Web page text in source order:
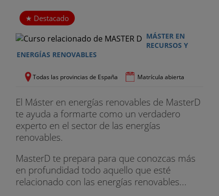
1. PROYECTO III. Sistema integrado producción /
distribución
2. Aspectos complementarios y proyectos
de instalaciones de climatización
3. Evaluación de la eficiencia energética.
Cálculo de consumos
4. Gestión energética y Servicios energéticos
Certificaciones y auditorías energéticas
1. Auditorías
Destacado
MÁSTER EN
RECURSOS Y
ENERGÍAS RENOVABLES
Todas las provincias de España Matrícula abierta
El Máster en energías renovables de MasterD
te ayuda a formarte como un verdadero
experto en el sector de las energías
renovables.
MasterD te prepara para que conozcas más
en profundidad todo aquello que esté
relacionado con las energías renovables...